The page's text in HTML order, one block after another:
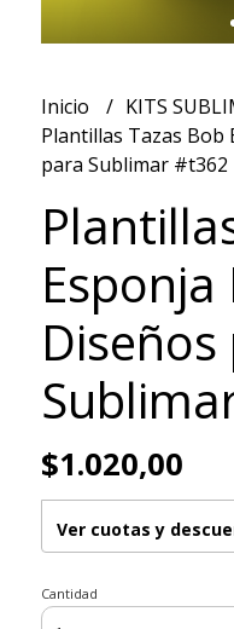
Inicio KITS
Plantillas Tazas
para Sublimar #t362
$1.020,00
Ver cuotas y
Cantidad